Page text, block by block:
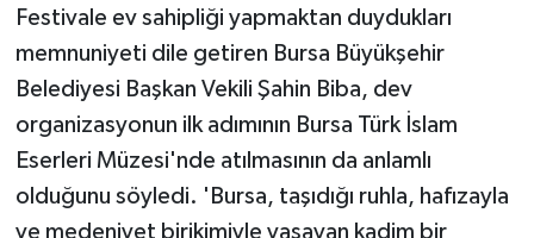
Festivale ev sahipliği yapmaktan duydukları
memnuniyeti dile getiren Bursa Büyükşehir
Belediyesi Başkan Vekili Şahin Biba, dev
organizasyonun ilk adımının Bursa Türk İslam
Eserleri Müzesi'nde atılmasının da anlamlı
olduğunu söyledi. 'Bursa, taşıdığı ruhla, hafızayla
ve medeniyet birikimiyle yaşayan kadim bir